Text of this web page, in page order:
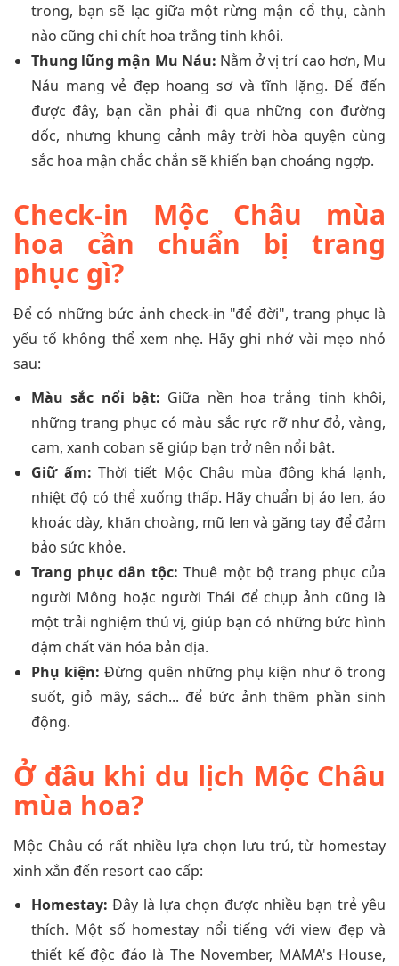
trong, bạn sẽ lạc giữa một rừng mận cổ thụ, cành
nào cũng chi chít hoa trắng tinh khôi.
Thung lũng mận Mu Náu: Nằm ở vị trí cao hơn, Mu
Náu mang vẻ đẹp hoang sơ và tĩnh lặng. Để đến
được đây, bạn cần phải đi qua những con đường
dốc, nhưng khung cảnh mây trời hòa quyện cùng
sắc hoa mận chắc chắn sẽ khiến bạn choáng ngợp.
Check-in Mộc Châu mùa
hoa cần chuẩn bị trang
phục gì?
Để có những bức ảnh check-in "để đời", trang phục là
yếu tố không thể xem nhẹ. Hãy ghi nhớ vài mẹo nhỏ
sau:
Màu sắc nổi bật: Giữa nền hoa trắng tinh khôi,
những trang phục có màu sắc rực rỡ như đỏ, vàng,
cam, xanh coban sẽ giúp bạn trở nên nổi bật.
Giữ ấm: Thời tiết Mộc Châu mùa đông khá lạnh,
nhiệt độ có thể xuống thấp. Hãy chuẩn bị áo len, áo
khoác dày, khăn choàng, mũ len và găng tay để đảm
bảo sức khỏe.
Trang phục dân tộc: Thuê một bộ trang phục của
người Mông hoặc người Thái để chụp ảnh cũng là
một trải nghiệm thú vị, giúp bạn có những bức hình
đậm chất văn hóa bản địa.
Phụ kiện: Đừng quên những phụ kiện như ô trong
suốt, giỏ mây, sách... để bức ảnh thêm phần sinh
động.
Ở đâu khi du lịch Mộc Châu
mùa hoa?
Mộc Châu có rất nhiều lựa chọn lưu trú, từ homestay
xinh xắn đến resort cao cấp:
Homestay: Đây là lựa chọn được nhiều bạn trẻ yêu
thích. Một số homestay nổi tiếng với view đẹp và
thiết kế độc đáo là The November, MAMA's House,